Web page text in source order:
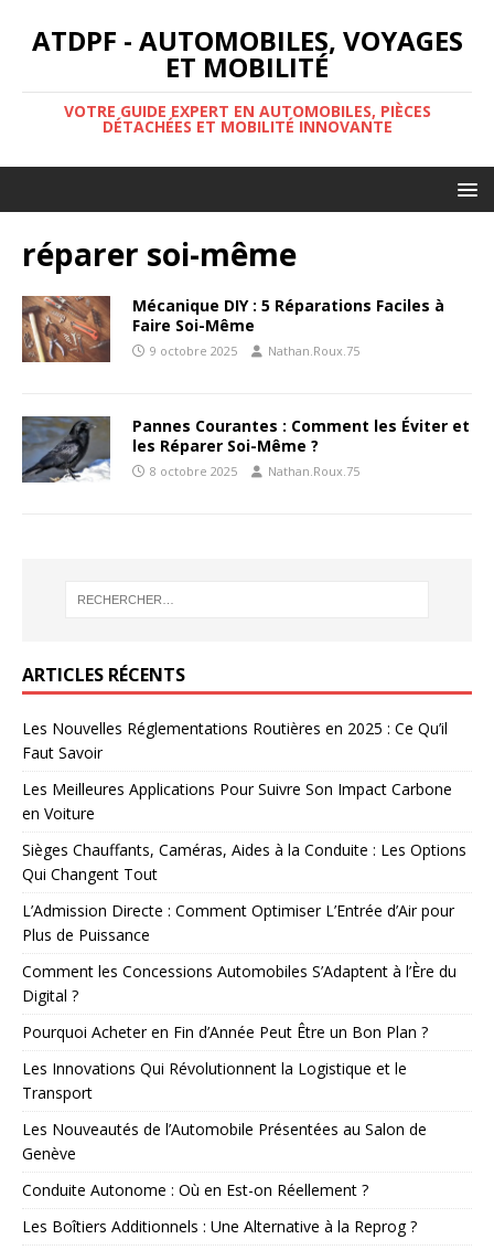
ATDPF - AUTOMOBILES, VOYAGES
ET MOBILITÉ
VOTRE GUIDE EXPERT EN AUTOMOBILES, PIÈCES
DÉTACHÉES ET MOBILITÉ INNOVANTE
réparer soi-même
Mécanique DIY : 5 Réparations Faciles à
Faire Soi-Même
9 octobre 2025 Nathan.Roux.75
Pannes Courantes : Comment les Éviter et
les Réparer Soi-Même ?
8 octobre 2025 Nathan.Roux.75
ARTICLES RÉCENTS
Les Nouvelles Réglementations Routières en 2025 : Ce Qu’il
Faut Savoir
Les Meilleures Applications Pour Suivre Son Impact Carbone
en Voiture
Sièges Chauffants, Caméras, Aides à la Conduite : Les Options
Qui Changent Tout
L’Admission Directe : Comment Optimiser L’Entrée d’Air pour
Plus de Puissance
Comment les Concessions Automobiles S’Adaptent à l’Ère du
Digital ?
Pourquoi Acheter en Fin d’Année Peut Être un Bon Plan ?
Les Innovations Qui Révolutionnent la Logistique et le
Transport
Les Nouveautés de l’Automobile Présentées au Salon de
Genève
Conduite Autonome : Où en Est-on Réellement ?
Les Boîtiers Additionnels : Une Alternative à la Reprog ?